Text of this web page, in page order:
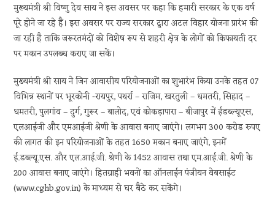
मुख्यमंत्री श्री विष्णु देव साय ने इस अवसर पर कहा कि हमारी सरकार के एक वर्ष
पूरे होने जा रहे हैं। इस अवसर पर राज्य सरकार द्वारा अटल विहार योजना प्रारंभ की
जा रही है ताकि जरूरतमंदों को विशेष रूप से शहरी क्षेत्र के लोगों को किफायती दर
पर मकान उपलब्ध कराए जा सकें।
मुख्यमंत्री श्री साय ने जिन आवासीय परियोजनाओं का शुभारंभ किया उनके तहत 07
विभिन्न स्थानों पर भूरकोनी -रायपुर, पथर्रा – राजिम, खरतुली – धमतरी, सिहाद –
धमतरी, पुलगांव – दुर्ग, गुरूर – बालोद, एवं कोकड़ापारा – बीजापुर में ईडब्ल्यूएस,
एलआईजी और एमआईजी श्रेणी के आवास बनाए जाएंगे। लगभग 300 करोड रुपए
की लागत की इन परियोजनाओं के तहत 1650 मकान बनाए जाएंगे, इनमें
ई.डब्ल्यू.एस. और एल.आई.जी. श्रेणी के 1452 आवास तथा एम.आई.जी. श्रेणी के
200 आवास बनाए जाएंगे। हितग्राही भवनों का ऑनलाईन पंजीयन वेबसाईट
(www.cghb.gov.in) के माध्यम से घर बैठे कर सकेंगे।